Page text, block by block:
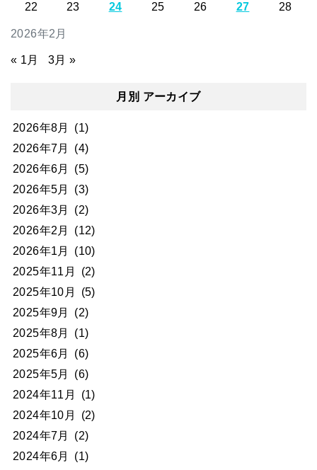
2026年2月
22
23 24 25 26 27 28
« 1月 3月 »
月別 アーカイブ
2026年8月
(1)
2026年7月
(4)
2026年6月
(5)
2026年5月
(3)
2026年3月
(2)
2026年2月
(12)
2026年1月
(10)
2025年11月
(2)
2025年10月
(5)
2025年9月
(2)
2025年8月
(1)
2025年6月
(6)
2025年5月
(6)
2024年11月
(1)
2024年10月
(2)
2024年7月
(2)
2024年6月
(1)